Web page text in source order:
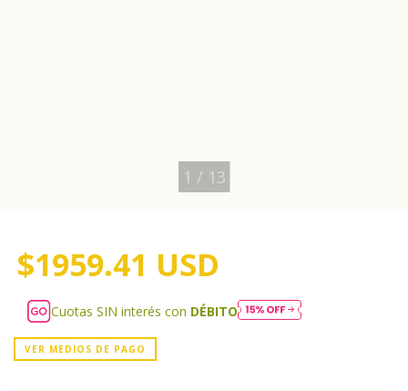
1 / 13
$1959.41 USD
Cuotas SIN interés con DÉBITO
VER MEDIOS DE PAGO